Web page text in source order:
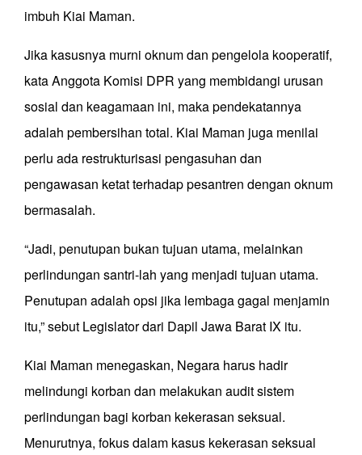
imbuh Kiai Maman.
Jika kasusnya murni oknum dan pengelola kooperatif,
kata Anggota Komisi DPR yang membidangi urusan
sosial dan keagamaan ini, maka pendekatannya
adalah pembersihan total. Kiai Maman juga menilai
perlu ada restrukturisasi pengasuhan dan
pengawasan ketat terhadap pesantren dengan oknum
bermasalah.
“Jadi, penutupan bukan tujuan utama, melainkan
perlindungan santri-lah yang menjadi tujuan utama.
Penutupan adalah opsi jika lembaga gagal menjamin
itu,” sebut Legislator dari Dapil Jawa Barat IX itu.
Kiai Maman menegaskan, Negara harus hadir
melindungi korban dan melakukan audit sistem
perlindungan bagi korban kekerasan seksual.
Menurutnya, fokus dalam kasus kekerasan seksual